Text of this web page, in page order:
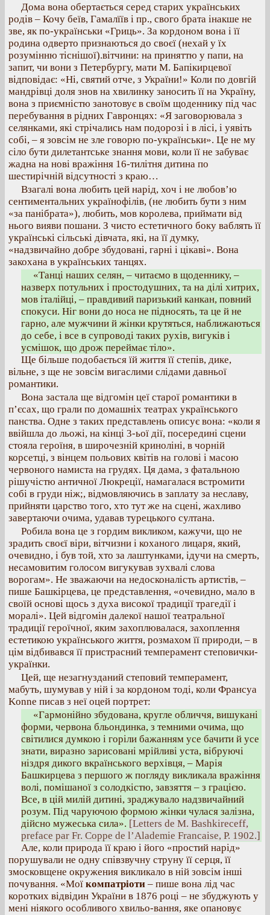
Дома вона обертається серед старих українських
родів – Кочу беїв, Гамалїїв і пр., свого брата інакше не
зве, як по-українськи «Гриць». За кордоном вона і її
родина одверто признаються до своєї (нехай у їх
розумінню тіснішої).вітчини: на приняттю у папи, на
запит, чи вони з Петербургу, мати М. Бапікирцевої
відповідає: «Ні, святий отче, з України!» Коли по довгій
мандрівці доля знов на хвилинку заносить її на Україну,
вона з приємністю занотовує в своїм щоденнику під час
перебування в рідних Гавронцях: «Я заговорювала з
селянками, які стрічались нам подорозі і в лісі, і уявіть
собі, – я зовсім не зле говорю по-українськи». Це не му
сіло бути дилетантське знання мови, коли її не забуває
жадна на нові вражіння 16-тилітня дитина по
шестирічній відсутності з краю…
Взагалі вона любить цей нарід, хоч і не любов’ю
сентиментальних українофілів, (не любить бути з ним
«за панібрата»), любить, мов королева, приймати від
нього вияви пошани. З чисто естетичного боку ваблять її
українські сільські дівчата, які, на її думку,
«надзвичайно добре збудовані, гарні і цікаві». Вона
закохана в українських танцях.
«Танці наших селян, – читаємо в щоденнику, –
назверх потульних і простодушних, та на ділі хитрих,
мов італійці, – правдивий паризький канкан, повний
спокуси. Ніг вони до носа не підносять, та це й не
гарно, але мужчини й жінки крутяться, наближаються
до себе, і все в супроводі таких рухів, вигуків і
усмішок, що дрож переймає тіло».
Ще більше подобається їй життя її степів, дике,
вільне, з ще не зовсім вигаслими слідами давньої
романтики.
Вона застала ще відгомін цеї старої романтики в
п’єсах, що грали по домашніх театрах українського
панства. Одне з таких представлень описує вона: «коли я
ввійшла до льожі, на кінці 3-ьої дії, посередині сцени
стояла героїня, в широчезній криноліні, в чорній
корсетці, з вінцем польових квітів на голові і масою
червоного намиста на грудях. Ця дама, з фатальною
рішучістю античної Люкреції, намагалася встромити
собі в груди ніж;, відмовляючись в заплату за неславу,
прийняти царство того, хто тут же на сцені, жахливо
завертаючи очима, удавав турецького султана.
Робила вона це з гордим викликом, кажучи, що не
зрадить своєї віри, вітчизни і коханого лицаря, який,
очевидно, і був той, хто за лаштунками, ідучи на смерть,
несамовитим голосом вигукував зухвалі слова
ворогам». Не зважаючи на недосконалість артистів, –
пише Башкірцева, це представлення, «очевидно, мало в
своїй основі щось з духа високої традиції трагедії і
моралі». Цей відгомін далекої нашої театральної
традиції героїчної, яким захоплювалася, захоплення
естетикою українського життя, розмахом її природи, – в
цім відбивався її пристрасний темперамент степовички-
українки.
Цей, ще незагнузданий степовий темперамент,
мабуть, шумував у ній і за кордоном тоді, коли Франсуа
Konne писав з неї оцей портрет:
«Гармонійно збудована, кругле обличчя, вишукані
форми, червона бльондинка, з темними очима, що
світилися думкою і горіли бажанням усе бачити й усе
знати, виразно зарисовані мрійливі уста, вібруючі
ніздря дикого вкраїнського верхівця, – Марія
Башкирцева з першого ж погляду викликала вражіння
волі, помішаної з солодкістю, завзяття – з грацією.
Все, в цій милій дитині, зраджувало надзвичайний
розум. Під чаруючою формою жінки чулася залізна,
дійсно мужеська сила». [Letters de М. Bashkireceff,
preface par Fr. Coppe de l’Alademie Francaise, Р. 1902.]
Але, коли природа її краю і його «простий нарід»
порушували не одну співзвучну струну її серця, її
змосковщене окружения викликало в ній зовсім інші
почування. «Мої компатріоти – пише вона лід час
коротких відвідин України в 1876 році – не збуджують у
мені ніякого особливого хвильо-вання, яке опановує